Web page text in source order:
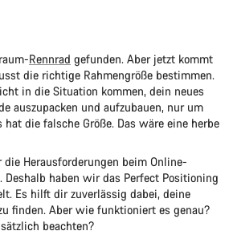
Rennrad gefunden. Aber jetzt kommt
die richtige Rahmengröße bestimmen.
in die Situation kommen, dein neues
auszupacken und aufzubauen, nur um
die falsche Größe. Das wäre eine herbe
Herausforderungen beim Online-
Deshalb haben wir das Perfect Positioning
Es hilft dir zuverlässig dabei, deine
finden. Aber wie funktioniert es genau?
beachten?